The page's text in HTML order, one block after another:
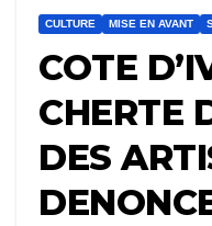
CULTURE MISE EN AVANT
COTE
CHERTE
DES